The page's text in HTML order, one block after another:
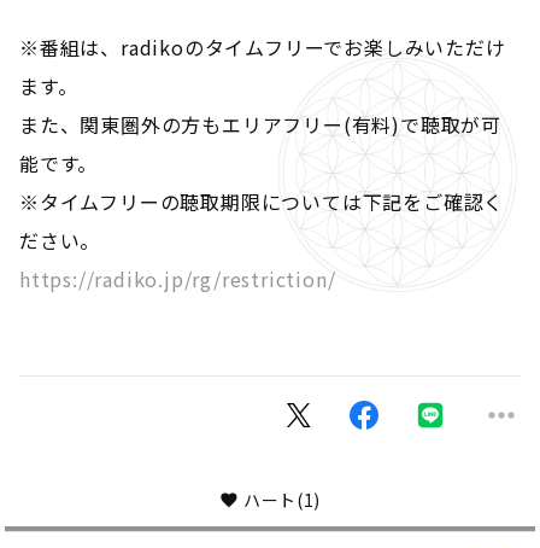
※番組は、radikoのタイムフリーでお楽しみいただけ
ます。
また、関東圏外の方もエリアフリー(有料)で聴取が可
能です。
※タイムフリーの聴取期限については下記をご確認く
ださい。
https://radiko.jp/rg/restriction/
ハート (1)